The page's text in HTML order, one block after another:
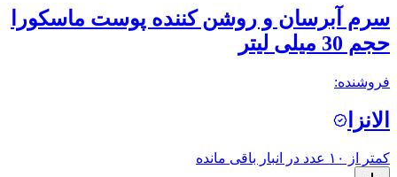
سرم آبرسان و روشن کننده پوست ماسکورا
حجم 30 میلی لیتر
فروشنده:
الانزا
کمتر از ۱۰ عدد در انبار باقی مانده